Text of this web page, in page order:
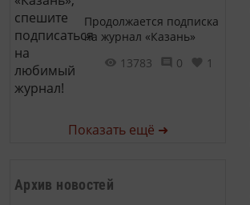
Продолжается подписка
на журнал «Казань»
13783
0 1
Показать ещё ➜
Архив новостей